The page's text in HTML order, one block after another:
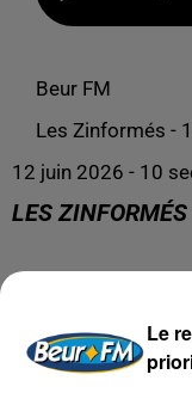
Beur FM
Les Zinformés -
12 juin 2026 - 10
LES
Les Zinformés, le
Le